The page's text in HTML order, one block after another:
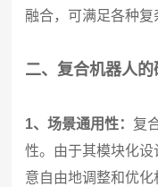
融合，可满足各种复
二、复合机器人的
1、场景通用性： 复
性。由于其模块化设
意自由地调整和优